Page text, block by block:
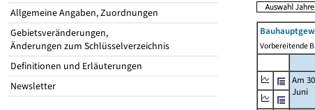
Allgemeine Angaben, Zuordnungen
Gebietsveränderungen,
Änderungen zum Schlüsselverzeichnis
Definitionen und Erläuterungen
Newsletter
Vorbereitende
Am
Juni